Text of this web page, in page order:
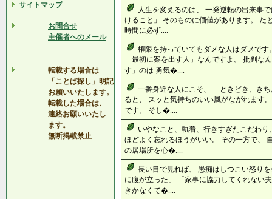
サイトマップ
お問合せ
主催者へのメール
転載する場合は
「ことば探し」明記
お願いいたします。
転載した場合は、
連絡お願いいたし
ます。
無断掲載禁止
人生を変えるのは、 一発逆転の出来事
けること」 そのものに価値があります。 た
時間に必ず....
権限を持っていてもダメな人はダメで
「最初に案を出す人」なんですよ。 批判な
す」のは 勇気�....
一番身近な人にこそ、 「ときどき、き
ると、 スッと気持ちのいい風がながれます
です。 そし�....
いやなこと、執着、行きすぎたこだわ
ほどよく忘れるほうがいい。 その一方で、
の居場所を心�....
長い目で見れば、 愚痴はしつこい怒り
に腹が立った」 「家事に協力してくれない
きかなくて�....